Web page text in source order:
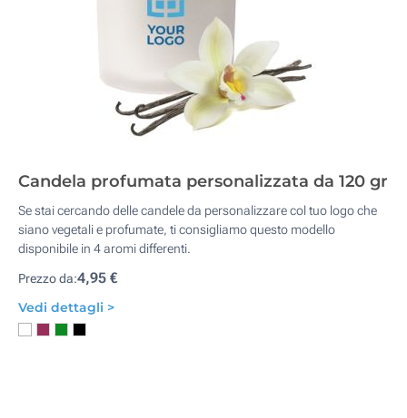
Candela profumata personalizzata da 120 gr
Se stai cercando delle candele da personalizzare col tuo logo che
siano vegetali e profumate, ti consigliamo questo modello
disponibile in 4 aromi differenti.
Prezzo da:4,95 €
Vedi dettagli >